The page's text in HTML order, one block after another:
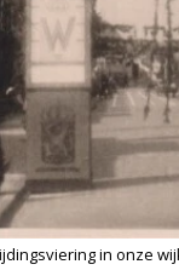
vond de plaatsing van